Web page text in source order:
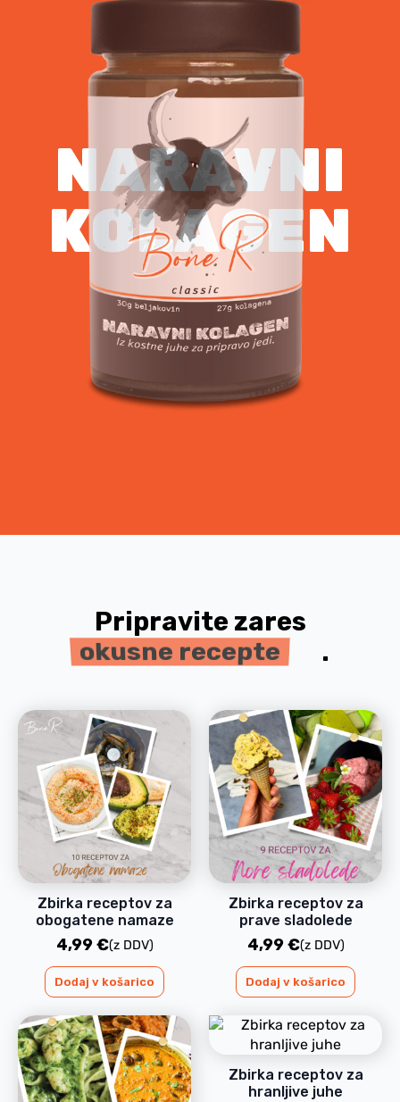
NARAVNI
KOLAGEN
Pripravite zares
okusne recepte
Zbirka receptov za
obogatene namaze
4,99€(z DDV)
Dodaj v košarico
Zbirka receptov za
prave sladolede
4,99€(z DDV)
Dodaj v košarico
Zbirka receptov za
hranljive juhe